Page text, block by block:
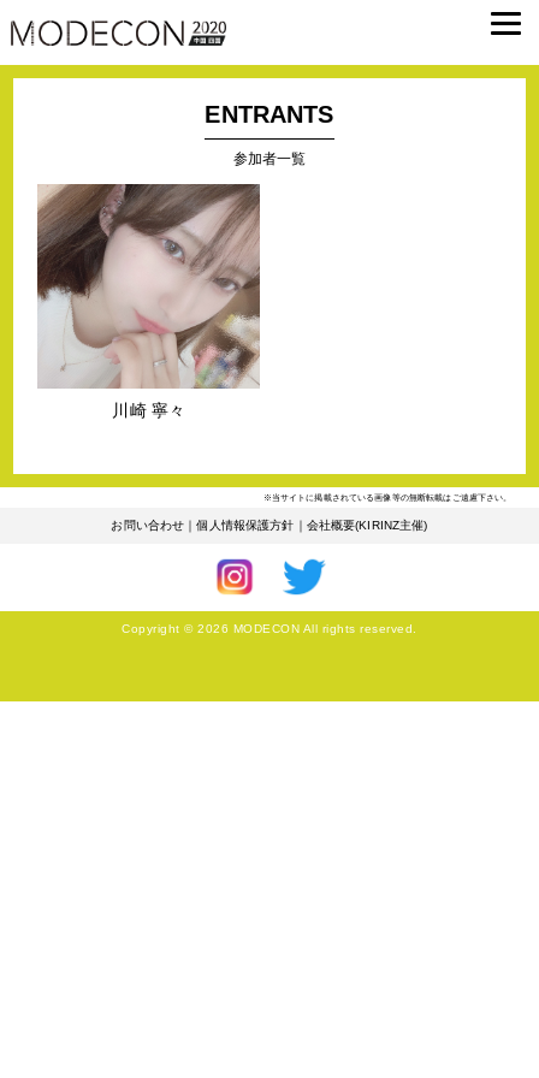
ENTRANTS
参加者一覧
川崎 寧々
※当サイトに掲載されている画像等の無断転載はご遠慮下さい。
お問い合わせ ｜個人情報保護方針 会社概要(KIRINZ主催)
Copyright © 2026 MODECON All rights reserved.